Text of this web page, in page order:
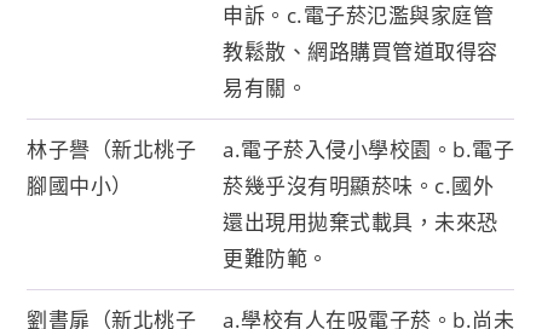
申訴。c.電子菸氾濫與家庭管
教鬆散、網路購買管道取得容
易有關。
林子譽（新北桃子
腳國中小）
a.電子菸入侵小學校園。b.電子
菸幾乎沒有明顯菸味。c.國外
還出現用拋棄式載具，未來恐
更難防範。
劉書扉（新北桃子 a.學校有人在吸電子菸。b.尚未